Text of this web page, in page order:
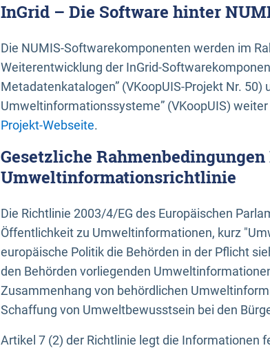
InGrid – Die Software hinter
Die NUMIS-Softwarekomponenten werden im
Weiterentwicklung der InGrid-
Metadatenkatalogen” (VKoopUIS-Projekt Nr.
Umweltinformationssysteme” (VKoopUIS)
Projekt-Webseite.
Gesetzliche Rahmenbedingungen
Umweltinformationsrichtlinie
Die Richtlinie 2003/4/EG des Europäischen
Öffentlichkeit zu Umweltinformationen, kurz
europäische Politik die Behörden in der Pflicht
den Behörden vorliegenden
Zusammenhang von behördlichen
Schaffung von Umweltbewusstsein bei den
Artikel 7 (2) der Richtlinie legt die Informationen